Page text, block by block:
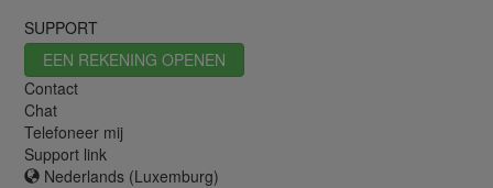
SUPPORT
EEN REKENING OPENEN
Contact
Chat
Telefoneer mij
Support link
Nederlands (Luxemburg)